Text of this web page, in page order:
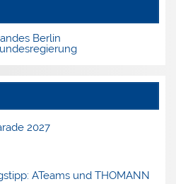
Berlin
2027
ATeams und THOMANN